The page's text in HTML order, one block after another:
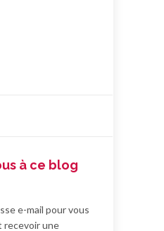
à ce blog
e-mail pour vous
recevoir une